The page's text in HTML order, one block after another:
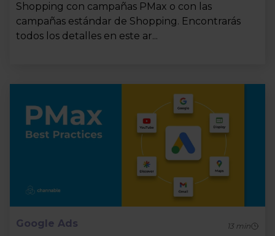
Shopping con campañas PMax o con las
campañas estándar de Shopping. Encontrarás
todos los detalles en este ar...
Google Ads 13min